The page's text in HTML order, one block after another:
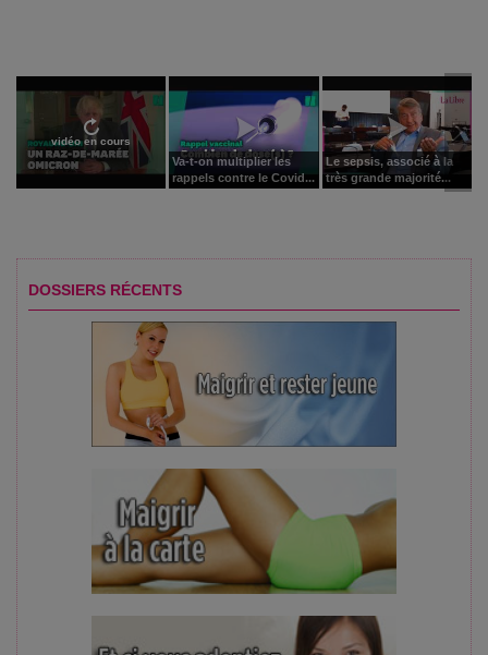
vidéo en cours
Va-t-on multiplier les
rappels contre le Covid...
Le sepsis, associé à la
très grande majorité...
DOSSIERS RÉCENTS